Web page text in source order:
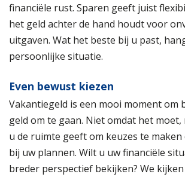
financiële rust. Sparen geeft juist
het geld achter de hand houdt voor
uitgaven. Wat het beste bij u past,
persoonlijke situatie.
Even bewust kiezen
Vakantiegeld is een mooi moment om
geld om te gaan. Niet omdat het
u de ruimte geeft om keuzes te
bij uw plannen. Wilt u uw financiële
breder perspectief bekijken? We